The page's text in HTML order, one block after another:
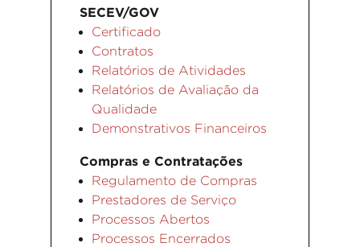
SECEV/GOV
Certificado
Contratos
Relatórios de Atividades
Relatórios de Avaliação da
Qualidade
Demonstrativos Financeiros
Compras e Contratações
Regulamento de Compras
Prestadores de Serviço
Processos Abertos
Processos Encerrados